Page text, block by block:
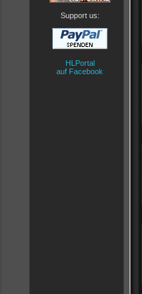
Support us:
HLPortal
auf Facebook